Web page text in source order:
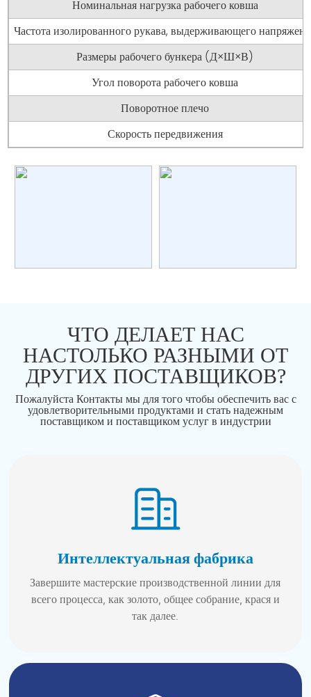
Номинальная нагрузка рабочего ковша
Частота изолированного рукава, выдерживающего
Размеры рабочего бункера (Д×Ш×В)
Угол поворота рабочего ковша
Поворотное плечо
Скорость передвижения
ЧТО ДЕЛАЕТ НАС
НАСТОЛЬКО РАЗНЫМИ ОТ
ДРУГИХ ПОСТАВЩИКОВ?
Пожалуйста Контакты мы для того чтобы обеспечить вас с
удовлетворительными продуктами и стать надежным
поставщиком и поставщиком услуг в индустрии
Интеллектуальная фабрика
Завершите мастерские производственной линии для
всего процесса, как золото, общее собрание, крася и
так далее.